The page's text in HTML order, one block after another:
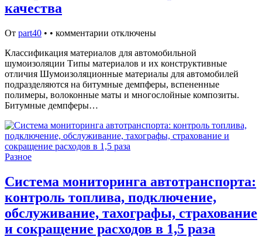
качества
От part40 • • комментарии отключены
Классификация материалов для автомобильной
шумоизоляции Типы материалов и их конструктивные
отличия Шумоизоляционные материалы для автомобилей
подразделяются на битумные демпферы, вспененные
полимеры, волоконные маты и многослойные композиты.
Битумные демпферы…
Разное
Система мониторинга автотранспорта:
контроль топлива, подключение,
обслуживание, тахографы, страхование
и сокращение расходов в 1,5 раза